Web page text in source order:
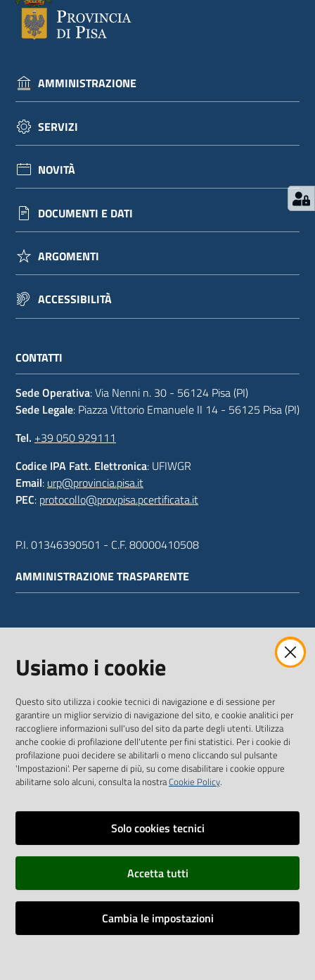
AMMINISTRAZIONE
SERVIZI
NOVITÀ
DOCUMENTI E DATI
ARGOMENTI
ACCESSIBILITÀ
CONTATTI
Sede Operativa: Via Nenni n. 30 - 56124 Pisa (PI)
Sede Legale: Piazza Vittorio Emanuele II 14 - 56125 Pisa (PI)
Tel. +39 050 929111
Codice IPA Fatt. Elettronica: UFIWGR
Email: urp@provincia.pisa.it
PEC: protocollo@provpisa.pcertificata.it
P.I. 01346390501 - C.F. 80000410508
AMMINISTRAZIONE TRASPARENTE
SEGUICI SU
TwitterFacebookYoutube
Vai alla pagina
Dichiarazione di accessibilità
Vecchio sito
Usiamo i cookie
Questo sito utilizza i cookie tecnici di navigazione e di sessione per
garantire un miglior servizio di navigazione del sito, e cookie analitici per
raccogliere informazioni sull'uso del sito da parte degli utenti. Utilizza
anche cookie di profilazione dell'utente per fini statistici. Per i cookie di
profilazione puoi decidere se abilitarli o meno cliccando sul pulsante
'Impostazioni'. Per saperne di più, su come disabilitare i cookie oppure
abilitarne solo alcuni, consulta la nostraCookie Policy.
Solo cookies tecnici
Accetta tutti
Cambia le impostazioni